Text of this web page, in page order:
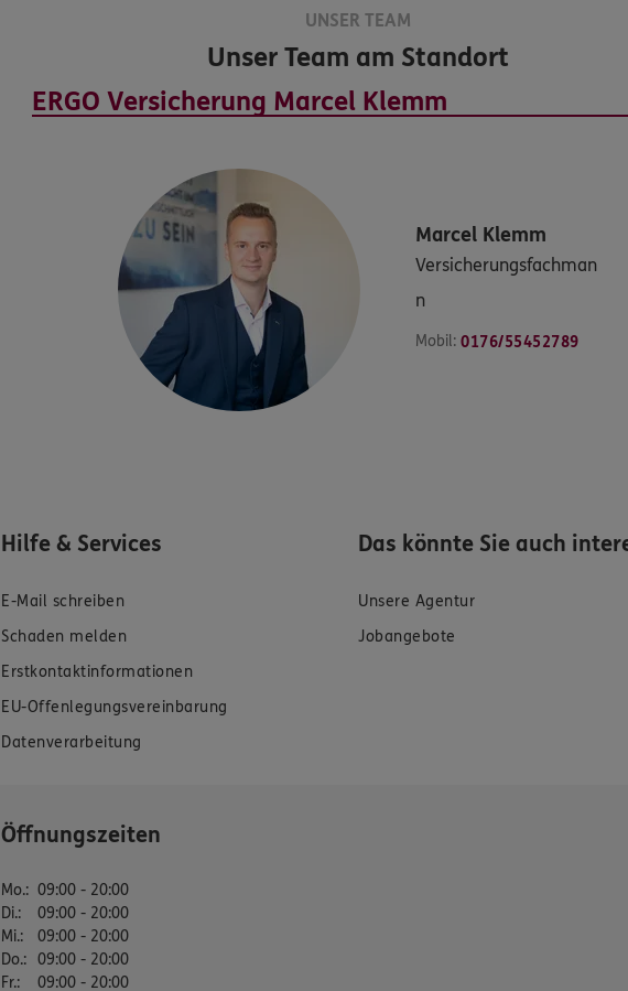
UNSER TEAM
Unser Team am Standort
Marcel Klemm
Versicherungsfachman
n
Mobil: 0176/55452789
Hilfe & Services
E-Mail schreiben
Schaden melden
Erstkontaktinformationen
EU-Offenlegungsvereinbarung
Datenverarbeitung
Das könnte Sie auch
Unsere Agentur
Jobangebote
Öffnungszeiten
Mo.: 09:00 - 20:00
Di.:
09:00 - 20:00
Mi.:
09:00 - 20:00
Do.: 09:00 - 20:00
Fr.: 09:00 - 20:00